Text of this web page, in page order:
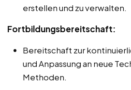
erstellen und zu verwalten.
Fortbildungsbereitschaft:
Bereitschaft zur
und Anpassung an neue
Methoden.